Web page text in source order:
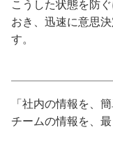
こうした状態を防
おき、迅速に意思
す。
「社内の情報を、
チームの情報を、